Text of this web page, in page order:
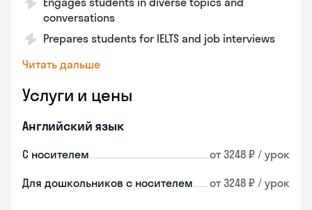
conversations
Prepares students for IELTS and job interviews
Читать дальше
Услуги и цены
Английский язык
С носителем от 3248 ₽ / урок
Для дошкольников с носителем от 3248 ₽ / урок